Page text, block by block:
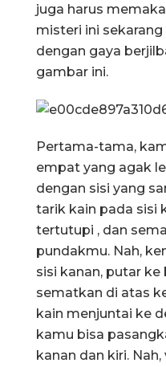
juga harus
misteri ini
dengan gaya
gambar ini.
Pertama-tama,
empat yang agak
dengan sisi yang
tarik kain pada sisi
tertutupi , dan
pundakmu. Nah,
sisi kanan, putar ke
sematkan di atas
kain menjuntai ke
kamu bisa
kanan dan kiri.